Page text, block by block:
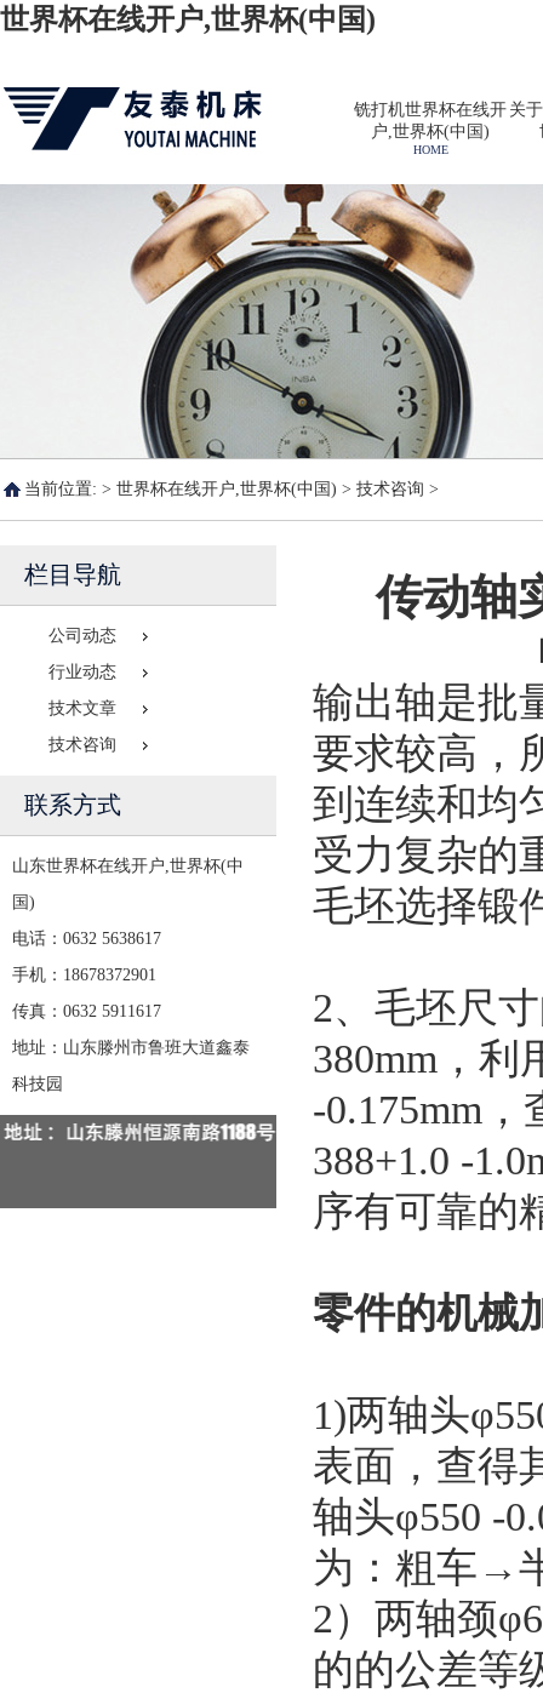
世界杯在线开户,世界杯(中国)
铣打机世界杯在线开
户,世界杯(中国)
HOME
关
当前位置: > 世界杯在线开户,世界杯(中国) > 技术咨询 >
栏目导航
公司动态
行业动态
技术文章
技术咨询
联系方式
山东世界杯在线开户,世界杯(中
国)
电话：0632 5638617
手机：18678372901
传真：0632 5911617
地址：山东滕州市鲁班大道鑫泰
科技园
传动轴
输出轴是批
要求较高，
到连续和均
受力复杂的
毛坯选择锻
2、毛坯尺
380mm，利
-0.175mm
388+1.0 -
序有可靠的
零件的机械
1)两轴头
表面，查得
轴头φ550 -
为：粗车→
2）两轴颈
的的公差等